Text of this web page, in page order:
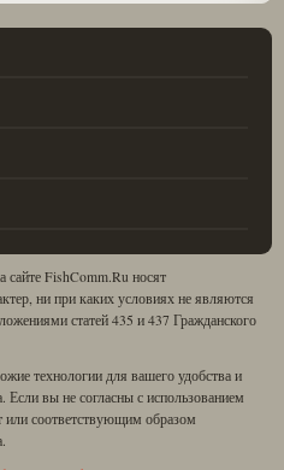
сайте FishComm.Ru носят
ни при каких условиях не являются
статей 435 и 437 Гражданского
технологии для вашего удобства и
вы не согласны с использованием
или соответствующим образом